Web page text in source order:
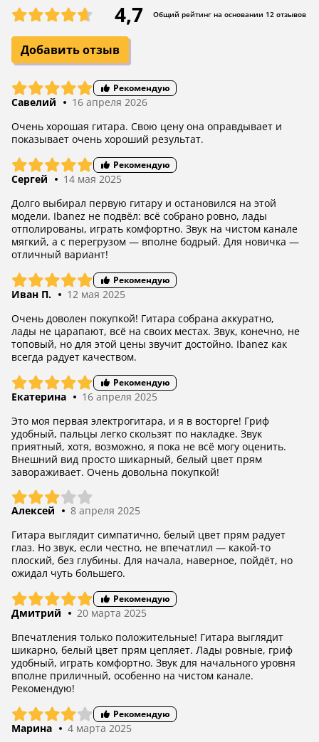
4,7 Общий рейтинг на основании 12 отзывов
Добавить отзыв
Савелий
16 апреля 2026
Очень хорошая гитара. Свою цену она оправдывает и
показывает очень хороший результат.
Рекомендую
Сергей
14 мая 2025
Долго выбирал первую гитару и остановился на этой
модели. Ibanez не подвёл: всё собрано ровно, лады
отполированы, играть комфортно. Звук на чистом канале
мягкий, а с перегрузом — вполне бодрый. Для новичка —
отличный вариант!
Рекомендую
Иван П.
12 мая 2025
Очень доволен покупкой! Гитара собрана аккуратно,
лады не царапают, всё на своих местах. Звук, конечно, не
топовый, но для этой цены звучит достойно. Ibanez как
всегда радует качеством.
Рекомендую
Екатерина
16 апреля 2025
Это моя первая электрогитара, и я в восторге! Гриф
удобный, пальцы легко скользят по накладке. Звук
приятный, хотя, возможно, я пока не всё могу оценить.
Внешний вид просто шикарный, белый цвет прям
завораживает. Очень довольна покупкой!
Рекомендую
Алексей
8 апреля 2025
Гитара выглядит симпатично, белый цвет прям радует
глаз. Но звук, если честно, не впечатлил — какой-то
плоский, без глубины. Для начала, наверное, пойдёт, но
ожидал чуть большего.
Дмитрий
20 марта 2025
Впечатления только положительные! Гитара выглядит
шикарно, белый цвет прям цепляет. Лады ровные, гриф
удобный, играть комфортно. Звук для начального уровня
вполне приличный, особенно на чистом канале.
Рекомендую!
Рекомендую
Марина
4 марта 2025
Рекомендую